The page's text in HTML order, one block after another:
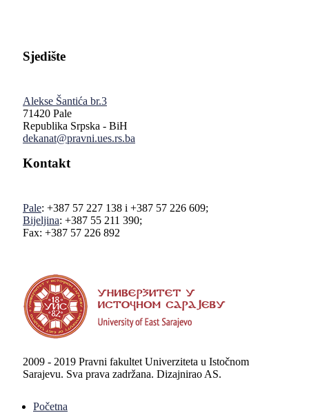
Sjedište
Alekse Šantića br.3
71420 Pale
Republika Srpska - BiH
dekanat@pravni.ues.rs.ba
Kontakt
Pale: +387 57 227 138 i +387 57 226 609;
Bijeljina: +387 55 211 390;
Fax: +387 57 226 892
2009 - 2019 Pravni fakultet Univerziteta u Istočnom
Sarajevu. Sva prava zadržana. Dizajnirao AS.
Početna